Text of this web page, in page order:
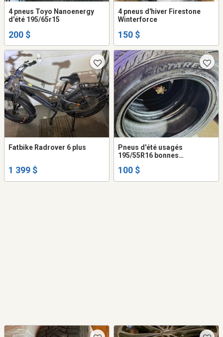
4 pneus Toyo Nanoenergy
d'été 195/65r15
200 $
4 pneus d'hiver Firestone
Winterforce
150 $
Fatbike Radrover 6 plus
1 399 $
Pneus d'été usagés
195/55R16 bonnes
100 $